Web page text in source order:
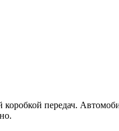
передач.